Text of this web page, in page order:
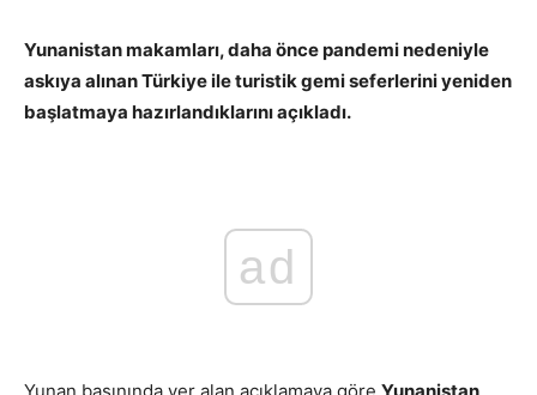
Yunanistan makamları, daha önce pandemi nedeniyle
askıya alınan Türkiye ile turistik gemi seferlerini yeniden
başlatmaya hazırlandıklarını açıkladı.
ad
Yunan basınında yer alan açıklamaya göre Yunanistan